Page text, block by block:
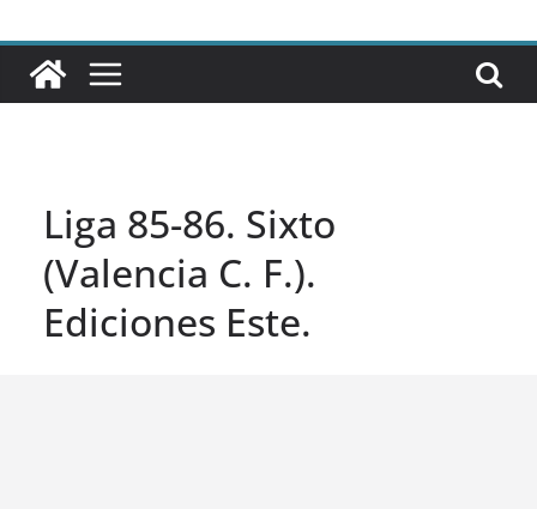
Liga 85-86. Sixto
(Valencia C. F.).
Ediciones Este.